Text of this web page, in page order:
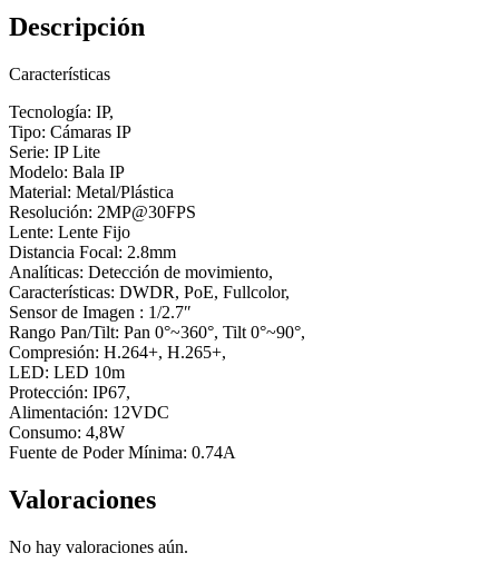
DWDR
10M
POE
IP67
cantidad
Descripción
Características
Tecnología: IP,
Tipo: Cámaras IP
Serie: IP Lite
Modelo: Bala IP
Material: Metal/Plástica
Resolución: 2MP@30FPS
Lente: Lente Fijo
Distancia Focal: 2.8mm
Analíticas: Detección de movimiento,
Características: DWDR, PoE, Fullcolor,
Sensor de Imagen : 1/2.7″
Rango Pan/Tilt: Pan 0°~360°, Tilt 0°~90°,
Compresión: H.264+, H.265+,
LED: LED 10m
Protección: IP67,
Alimentación: 12VDC
Consumo: 4,8W
Fuente de Poder Mínima: 0.74A
Valoraciones
No hay valoraciones aún.